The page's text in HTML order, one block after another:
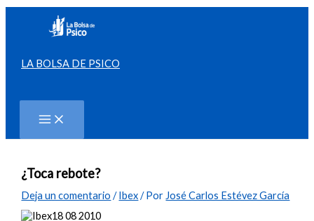
contenido
LA BOLSA DE PSICO
¿Toca rebote?
Deja un comentario /Ibex/ Por José Carlos Estévez García